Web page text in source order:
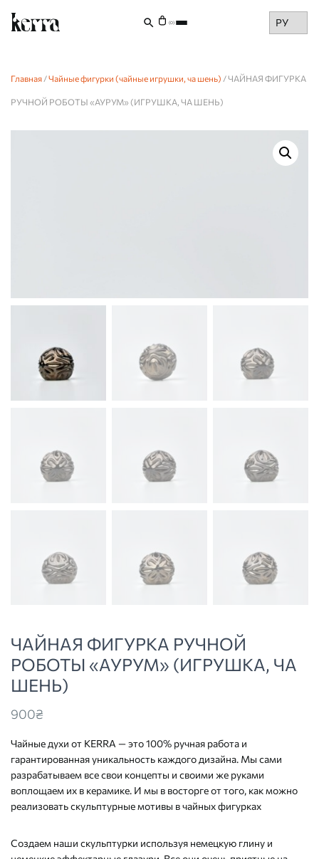
Choose
a
(0)
Главная /Чайные фигурки (чайные игрушки, ча шень) / ЧАЙНАЯ ФИГУРКА
РУЧНОЙ РОБОТЫ «АУРУМ» (ИГРУШКА, ЧА ШЕНЬ)
ЧАЙНАЯ ФИГУРКА РУЧНОЙ
РОБОТЫ «АУРУМ» (ИГРУШКА, ЧА
ШЕНЬ)
900₴
Чайные духи от KERRA — это 100% ручная работа и
гарантированная уникальность каждого дизайна. Мы сами
разрабатываем все свои концепты и своими же руками
воплощаем их в керамике. И мы в восторге от того, как можно
реализовать скульптурные мотивы в чайных фигурках
Создаем наши скульптурки используя немецкую глину и